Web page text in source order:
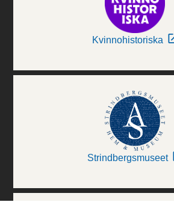
Kvinnohistoriska
Strindbergsmuseet